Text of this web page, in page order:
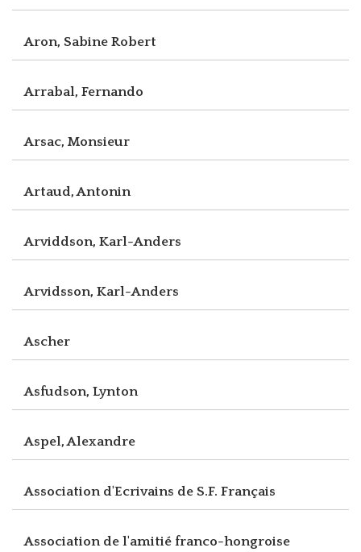
Aron, Sabine Robert
Arrabal, Fernando
Arsac, Monsieur
Artaud, Antonin
Arviddson, Karl-Anders
Arvidsson, Karl-Anders
Ascher
Asfudson, Lynton
Aspel, Alexandre
Association d'Ecrivains de S.F. Français
Association de l'amitié franco-hongroise